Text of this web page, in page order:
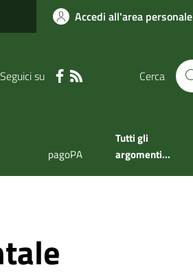
Accedi all'area personale
Seguici su Cerca
pagoPA
Tutti gli
argomenti...